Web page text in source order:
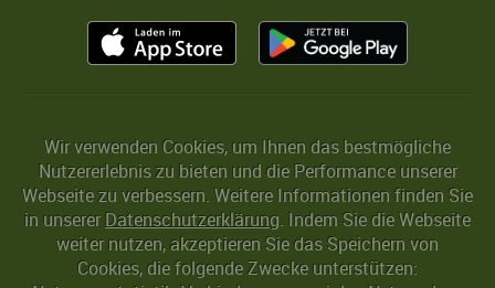
Wir verwenden Cookies, um Ihnen das bestmögliche
Nutzererlebnis zu bieten und die Performance unserer
Webseite zu verbessern. Weitere Informationen finden Sie
in unserer Datenschutzerklärung. Indem Sie die Webseite
weiter nutzen, akzeptieren Sie das Speichern von
Cookies, die folgende Zwecke unterstützen: